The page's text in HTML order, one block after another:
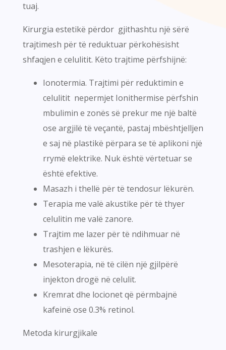
tuaj.
Kirurgia estetikë përdor gjithashtu një sërë
trajtimesh për të reduktuar përkohësisht
shfaqjen e celulitit. Këto trajtime përfshijnë:
Ionotermia. Trajtimi për reduktimin e
celulitit nepermjet Ionithermise përfshin
mbulimin e zonës së prekur me një baltë
ose argjilë të veçantë, pastaj mbështjelljen
e saj në plastikë përpara se të aplikoni një
rrymë elektrike. Nuk është vërtetuar se
është efektive.
Masazh i thellë për të tendosur lëkurën.
Terapia me valë akustike për të thyer
celulitin me valë zanore.
Trajtim me lazer për të ndihmuar në
trashjen e lëkurës.
Mesoterapia, në të cilën një gjilpërë
injekton drogë në celulit.
Kremrat dhe locionet që përmbajnë
kafeinë ose 0.3% retinol.
Metoda kirurgjikale